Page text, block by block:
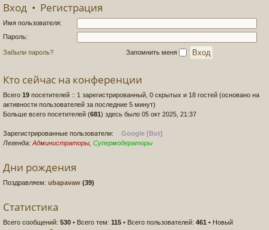
Вход • Регистрация
Имя пользователя:
Пароль:
Забыли пароль? Запомнить меня
Кто сейчас на конференции
Всего 19 посетителей :: 1 зарегистрированный, 0 скрытых и 18 гостей (основано на
активности пользователей за последние 5 минут)
Больше всего посетителей (681) здесь было 05 окт 2025, 21:37
Зарегистрированные пользователи:
Google [Bot]
Легенда: Администраторы Супермодераторы
Дни рождения
Поздравляем: ubapavaw (39)
Статистика
Всего сообщений: 530 • Всего тем: 115 • Всего пользователей: 461 • Новый